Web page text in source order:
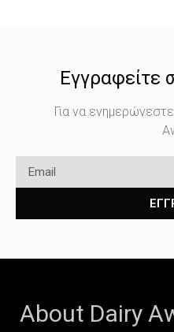
Εγγραφείτε
Για να
About Dairy